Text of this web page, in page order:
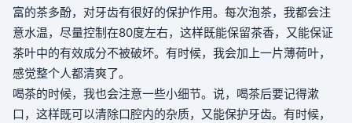
富的茶多酚，对牙齿有很好的保护作用。每次泡茶，我都会注
意水温，尽量控制在80度左右，这样既能保留茶香，又能保证
茶叶中的有效成分不被破坏。有时候，我会加上一片薄荷叶，
感觉整个人都清爽了。
喝茶的时候，我也会注意一些小细节。说，喝茶后要记得漱
口，这样既可以清除口腔内的杂质，又能保护牙齿。有时候，